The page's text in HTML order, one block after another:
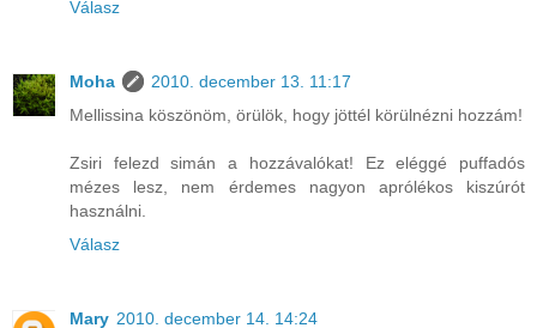
Válasz
Moha
2010. december 13. 11:17
Mellissina köszönöm, örülök, hogy jöttél körülnézni hozzám!
Zsiri felezd simán a hozzávalókat! Ez eléggé puffadós
mézes lesz, nem érdemes nagyon aprólékos kiszúrót
használni.
Válasz
Mary 2010. december 14. 14:24